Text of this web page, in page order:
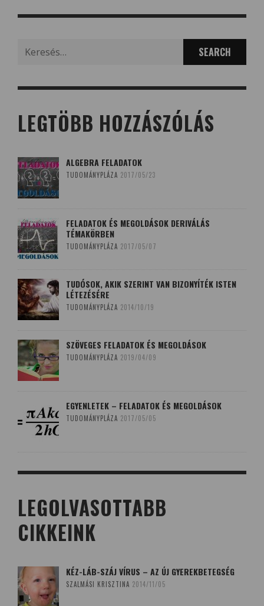
for:
LEGTÖBB HOZZÁSZÓLÁS
ALGEBRA FELADATOK
TUDOMÁNYPLÁZA 2017/05/23
FELADATOK ÉS MEGOLDÁSOK DERIVÁLÁS
TÉMAKÖRBEN
TUDOMÁNYPLÁZA 2017/05/07
TUDÓSOK, AKIK SZERINT VAN BIZONYÍTÉK ISTEN
LÉTEZÉSÉRE
TUDOMÁNYPLÁZA 2014/10/19
SZÖVEGES FELADATOK ÉS MEGOLDÁSOK
TUDOMÁNYPLÁZA 2019/04/09
EGYENLETEK – FELADATOK ÉS MEGOLDÁSOK
TUDOMÁNYPLÁZA 2017/05/05
LEGOLVASOTTABB
CIKKEINK
KÉZ-LÁB-SZÁJ VÍRUS – AZ ÚJ GYEREKBETEGSÉG
SZALMÁSI KRISZTINA 2014/11/05